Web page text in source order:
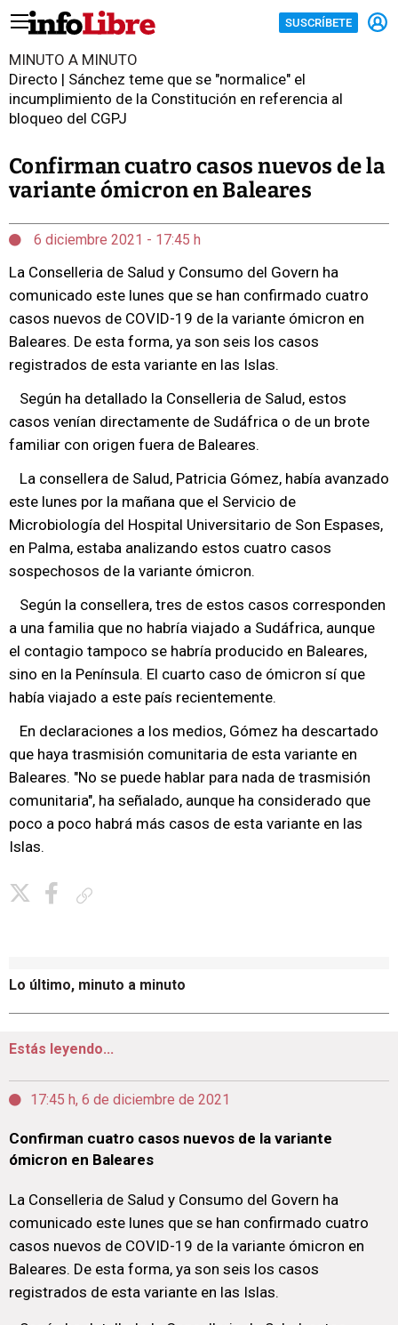
SUSCRÍBETE
MINUTO A MINUTO
Directo | Sánchez teme que se "normalice" el
incumplimiento de la Constitución en referencia al
bloqueo del CGPJ
Confirman cuatro casos nuevos de la
variante ómicron en Baleares
6 diciembre 2021 - 17:45 h
La Conselleria de Salud y Consumo del Govern ha
comunicado este lunes que se han confirmado cuatro
casos nuevos de COVID-19 de la variante ómicron en
Baleares. De esta forma, ya son seis los casos
registrados de esta variante en las Islas.
Según ha detallado la Conselleria de Salud, estos
casos venían directamente de Sudáfrica o de un brote
familiar con origen fuera de Baleares.
La consellera de Salud, Patricia Gómez, había avanzado
este lunes por la mañana que el Servicio de
Microbiología del Hospital Universitario de Son Espases,
en Palma, estaba analizando estos cuatro casos
sospechosos de la variante ómicron.
Según la consellera, tres de estos casos corresponden
a una familia que no habría viajado a Sudáfrica, aunque
el contagio tampoco se habría producido en Baleares,
sino en la Península. El cuarto caso de ómicron sí que
había viajado a este país recientemente.
En declaraciones a los medios, Gómez ha descartado
que haya trasmisión comunitaria de esta variante en
Baleares. "No se puede hablar para nada de trasmisión
comunitaria", ha señalado, aunque ha considerado que
poco a poco habrá más casos de esta variante en las
Islas.
Lo último, minuto a minuto
Estás leyendo...
17:45 h, 6 de diciembre de 2021
Confirman cuatro casos nuevos de la variante
ómicron en Baleares
La Conselleria de Salud y Consumo del Govern ha
comunicado este lunes que se han confirmado cuatro
casos nuevos de COVID-19 de la variante ómicron en
Baleares. De esta forma, ya son seis los casos
registrados de esta variante en las Islas.